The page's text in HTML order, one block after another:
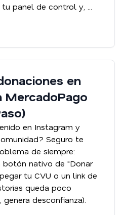
panel de control y, ...
en
MercadoPago
en Instagram y
Seguro te
de siempre:
botón nativo de "Donar
tu CVU o un link de
queda poco
desconfianza).